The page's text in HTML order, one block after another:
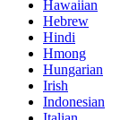
Hawaiian
Hebrew
Hindi
Hmong
Hungarian
Irish
Indonesian